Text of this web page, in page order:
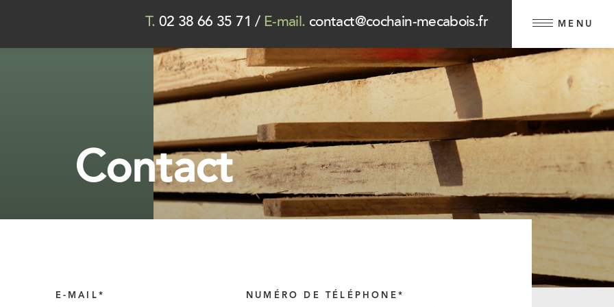
Contact
MENU
T. 02 38 66 35 71 / E-mail. contact@cochain-mecabois.fr
E-MAIL* NUMÉRO DE TÉLÉPHONE*